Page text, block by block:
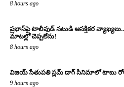
8 hours ago
ప్రభాస్‌పై టాలీవుడ్ నటుడి ఆసక్తికర
మాటల్లో చెప్పలేను!
8 hours ago
విజయ్ సేతుపతి స్లమ్ డాగ్ సినిమాలో టాబు
9 hours ago